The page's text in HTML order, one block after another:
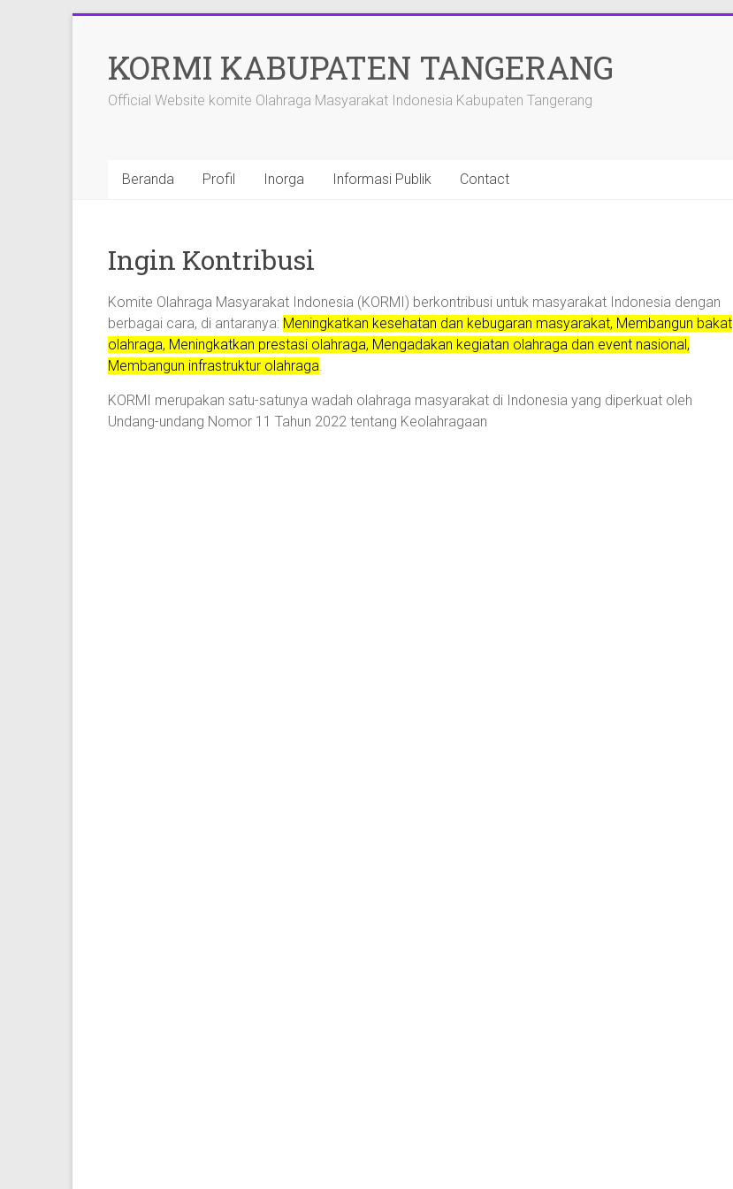
contentKORMI KABUPATEN TANGERANG
Official Website komite Olahraga Masyarakat Indonesia Kabupaten Tangerang
Beranda Profil Inorga Informasi Publik Contact
Ingin Kontribusi
Komite Olahraga Masyarakat Indonesia (KORMI) berkontribusi untuk masyarakat Indonesia dengan
berbagai cara, di antaranya: Meningkatkan kesehatan dan kebugaran masyarakat, Membangun bakat
olahraga, Meningkatkan prestasi olahraga, Mengadakan kegiatan olahraga dan event nasional,
Membangun infrastruktur olahraga.
KORMI merupakan satu-satunya wadah olahraga masyarakat di Indonesia yang diperkuat oleh
Undang-undang Nomor 11 Tahun 2022 tentang Keolahragaan